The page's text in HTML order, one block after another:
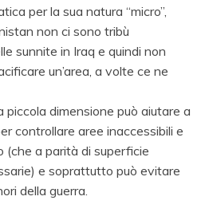
per la sua natura “micro”,
non ci sono tribù
sunnite in Iraq e quindi non
un’area, a volte ce ne
dimensione può aiutare a
controllare aree inaccessibili e
(che a parità di superficie
e soprattutto può evitare
della guerra.